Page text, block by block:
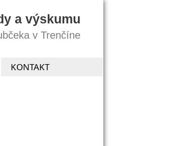
a výskumu
v Trenčíne
KONTAKT